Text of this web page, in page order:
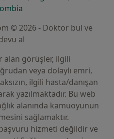
© 2026 - Doktor bul ve
al
alan görüşler, ilgili
veya dolaylı emri,
ilgili hasta/danışan
yazılmaktadır. Bu web
alanında kamuoyunun
sağlamaktır.
hizmeti değildir ve